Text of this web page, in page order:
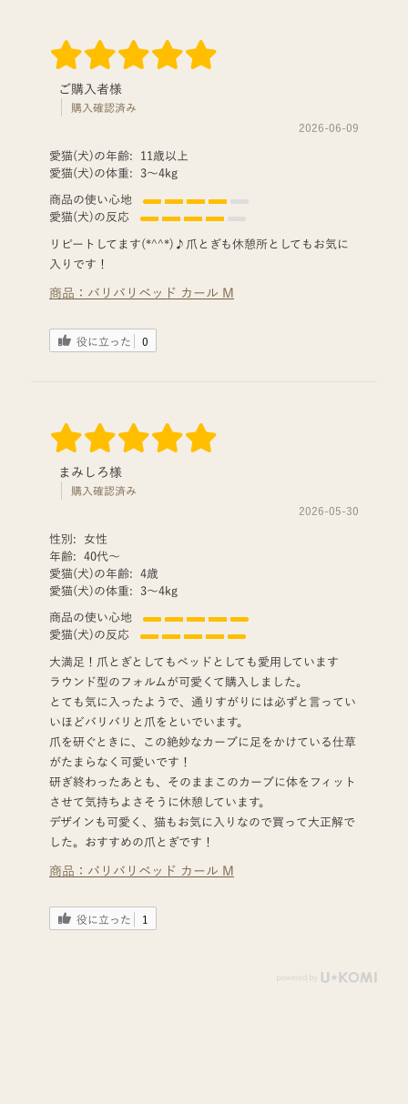
ご購入者様
購入確認済み
2026-06-09
愛猫(犬)の年齢:
11歳以上
愛猫(犬)の体重:
3〜4kg
商品の使い心地
愛猫(犬)の反応
リピートしてます(*^^*)♪爪とぎも休憩所としてもお気に
入りです！
商品： バリバリベッド カール M
役に立った 0
まみしろ様
購入確認済み
2026-05-30
性別:
女性
年齢:
40代〜
愛猫(犬)の年齢:
4歳
愛猫(犬)の体重:
3〜4kg
商品の使い心地
愛猫(犬)の反応
大満足！爪とぎとしてもベッドとしても愛用しています
​ラウンド型のフォルムが可愛くて購入しました。
とても気に入ったようで、通りすがりには必ずと言ってい
いほどバリバリと爪をといでいます。
​爪を研ぐときに、この絶妙なカーブに足をかけている仕草
がたまらなく可愛いです！
研ぎ終わったあとも、そのままこのカーブに体をフィット
させて気持ちよさそうに休憩しています。
​デザインも可愛く、猫もお気に入りなので買って大正解で
した。おすすめの爪とぎです！
商品： バリバリベッド カール M
役に立った 1